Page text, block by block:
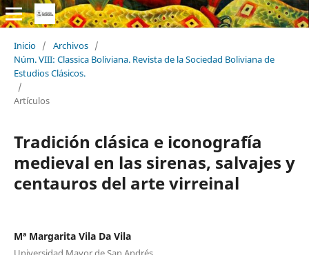
Inicio / Archivos /
Núm. VIII: Classica Boliviana. Revista de la Sociedad Boliviana de
Estudios Clásicos.
/
Artículos
Tradición clásica e iconografía
medieval en las sirenas, salvajes y
centauros del arte virreinal
Mª Margarita Vila Da Vila